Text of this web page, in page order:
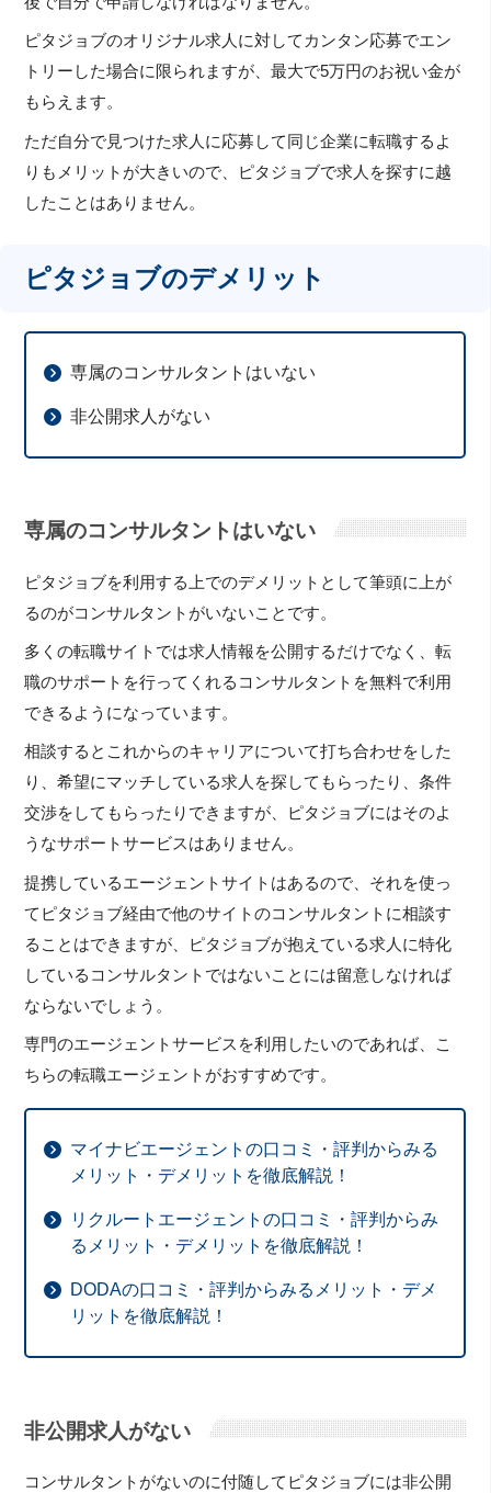
ピタジョブのオリジナル求人に対してカンタン応募でエン
トリーした場合に限られますが、最大で5万円のお祝い金が
もらえます。
ただ自分で見つけた求人に応募して同じ企業に転職するよ
りもメリットが大きいので、ピタジョブで求人を探すに越
したことはありません。
ピタジョブのデメリット
専属のコンサルタントはいない
非公開求人がない
専属のコンサルタントはいない
ピタジョブを利用する上でのデメリットとして筆頭に上が
るのがコンサルタントがいないことです。
多くの転職サイトでは求人情報を公開するだけでなく、転
職のサポートを行ってくれるコンサルタントを無料で利用
できるようになっています。
相談するとこれからのキャリアについて打ち合わせをした
り、希望にマッチしている求人を探してもらったり、条件
交渉をしてもらったりできますが、ピタジョブにはそのよ
うなサポートサービスはありません。
提携しているエージェントサイトはあるので、それを使っ
てピタジョブ経由で他のサイトのコンサルタントに相談す
ることはできますが、ピタジョブが抱えている求人に特化
しているコンサルタントではないことには留意しなければ
ならないでしょう。
専門のエージェントサービスを利用したいのであれば、こ
ちらの転職エージェントがおすすめです。
マイナビエージェントの口コミ・評判からみる
メリット・デメリットを徹底解説！
リクルートエージェントの口コミ・評判からみ
るメリット・デメリットを徹底解説！
DODAの口コミ・評判からみるメリット・デメ
リットを徹底解説！
非公開求人がない
コンサルタントがないのに付随してピタジョブには非公開